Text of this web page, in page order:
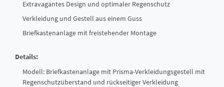
Extravagantes Design und optimaler Regenschutz
Verkleidung und Gestell aus einem Guss
Briefkastenanlage mit freistehender Montage
Details:
Modell: Briefkastenanlage mit Prisma-Verkleidungsgestell mit
Regenschutzüberstand und rückseitiger Verkleidung